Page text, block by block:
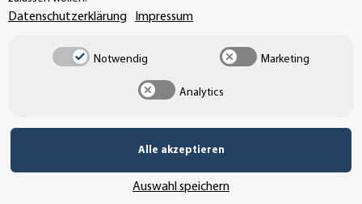
UNSERE ZAHLUNGSARTEN*
Datenschutzerklärung Impressum
Notwendig Marketing
Analytics
Alle akzeptieren
Auswahl speichern